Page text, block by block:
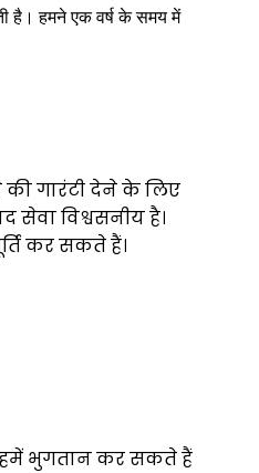
है। हमने एक वर्ष के समय में
गारंटी देने के लिए
सेवा विश्वसनीय है।
कर सकते हैं।
हमें भुगतान कर सकते हैं